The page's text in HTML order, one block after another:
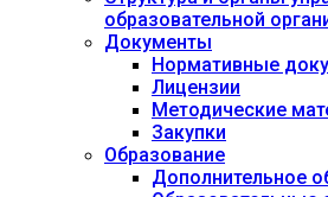
образовательной
Документы
Нормативные
Лицензии
Методические
Закупки
Образование
Дополнительное